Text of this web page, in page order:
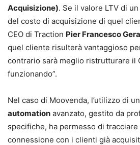
Acquisizione). Se il valore LTV di
del costo di acquisizione di quel
CEO di Traction Pier Francesco
quel cliente risulterà vantaggioso
contrario sarà meglio ristrutturare il
funzionando”.
Nel caso di Moovenda, l’utilizzo di un
automation avanzato, gestito da
specifiche, ha permesso di tracciare
connessione con i clienti già